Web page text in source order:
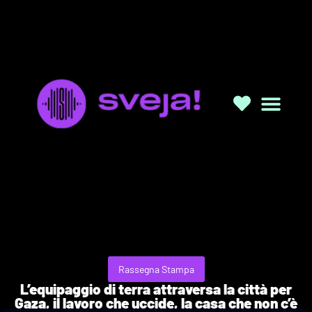
Rassegna Stampa
L’equipaggio di terra attraversa la città per
Gaza, il lavoro che uccide, la casa che non c’è